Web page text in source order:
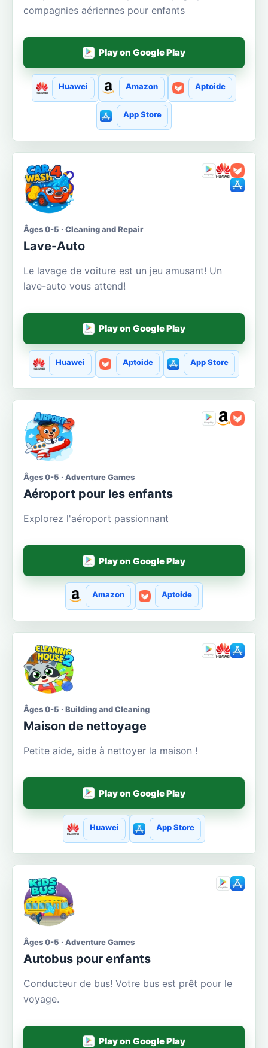
compagnies aériennes pour enfants
Play on Google Play
Huawei Amazon Aptoide
App Store
Âges 0-5 · Cleaning and Repair
Lave-Auto
Le lavage de voiture est un jeu amusant! Un
lave-auto vous attend!
Play on Google Play
Huawei Aptoide App Store
Âges 0-5 · Adventure Games
Aéroport pour les enfants
Explorez l'aéroport passionnant
Play on Google Play
Amazon Aptoide
Âges 0-5 · Building and Cleaning
Maison de nettoyage
Petite aide, aide à nettoyer la maison !
Play on Google Play
Huawei App Store
Âges 0-5 · Adventure Games
Autobus pour enfants
Conducteur de bus! Votre bus est prêt pour le
voyage.
Play on Google Play